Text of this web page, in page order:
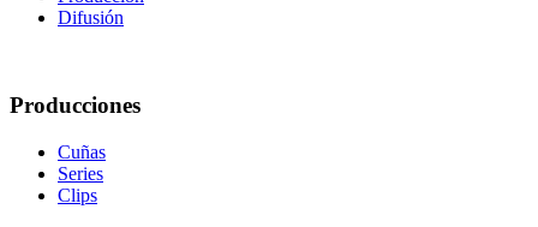
Difusión
Producciones
Cuñas
Series
Clips